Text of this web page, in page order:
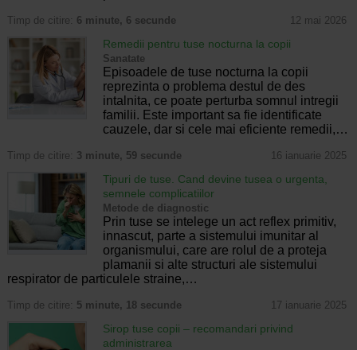
Timp de citire: 6 minute, 6 secunde 12 mai 2026
Remedii pentru tuse nocturna la copii
Sanatate
Episoadele de tuse nocturna la copii
reprezinta o problema destul de des
intalnita, ce poate perturba somnul intregii
familii. Este important sa fie identificate
cauzele, dar si cele mai eficiente remedii,…
Timp de citire: 3 minute, 59 secunde 16 ianuarie 2025
Tipuri de tuse. Cand devine tusea o urgenta,
semnele complicatiilor
Metode de diagnostic
Prin tuse se intelege un act reflex primitiv,
innascut, parte a sistemului imunitar al
organismului, care are rolul de a proteja
plamanii si alte structuri ale sistemului
respirator de particulele straine,…
Timp de citire: 5 minute, 18 secunde 17 ianuarie 2025
Sirop tuse copii – recomandari privind
administrarea